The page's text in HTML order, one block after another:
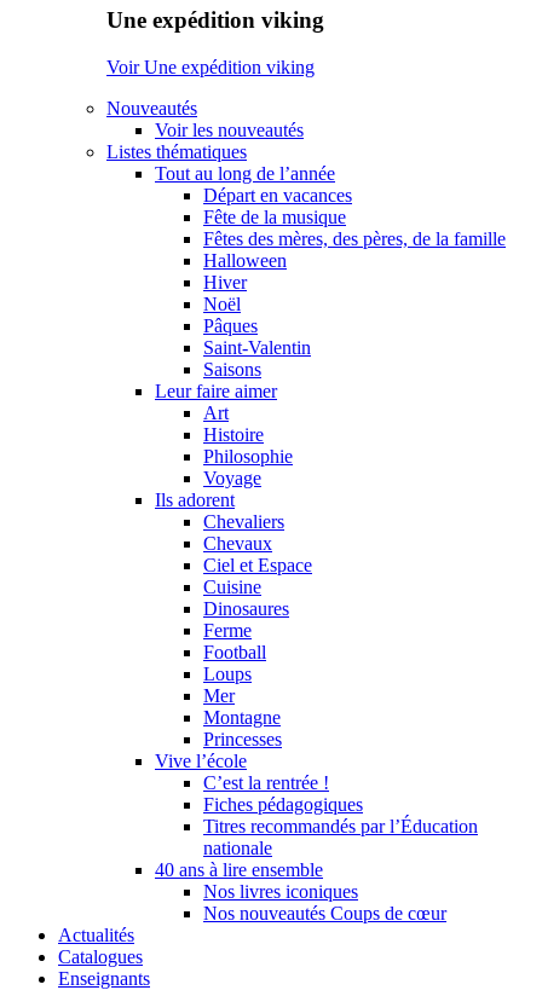
Une expédition viking
Voir Une expédition viking
Nouveautés
Voir les nouveautés
Listes thématiques
Tout au long de l’année
Départ en vacances
Fête de la musique
Fêtes des mères, des pères, de la famille
Halloween
Hiver
Noël
Pâques
Saint-Valentin
Saisons
Leur faire aimer
Art
Histoire
Philosophie
Voyage
Ils adorent
Chevaliers
Chevaux
Ciel et Espace
Cuisine
Dinosaures
Ferme
Football
Loups
Mer
Montagne
Princesses
Vive l’école
C’est la rentrée !
Fiches pédagogiques
Titres recommandés par l’Éducation
nationale
40 ans à lire ensemble
Nos livres iconiques
Nos nouveautés Coups de cœur
Actualités
Catalogues
Enseignants